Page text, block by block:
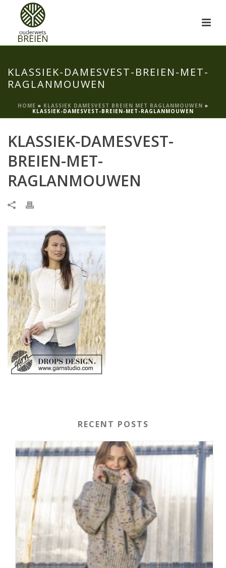
KLASSIEK-DAMESVEST-BREIEN-MET-
RAGLANMOUWEN
HOME » KLASSIEK DAMESVEST BREIEN MET RAGLANMOUWEN »
KLASSIEK-DAMESVEST-BREIEN-MET-RAGLANMOUWEN
KLASSIEK-DAMESVEST-
BREIEN-MET-
RAGLANMOUWEN
RECENT POSTS